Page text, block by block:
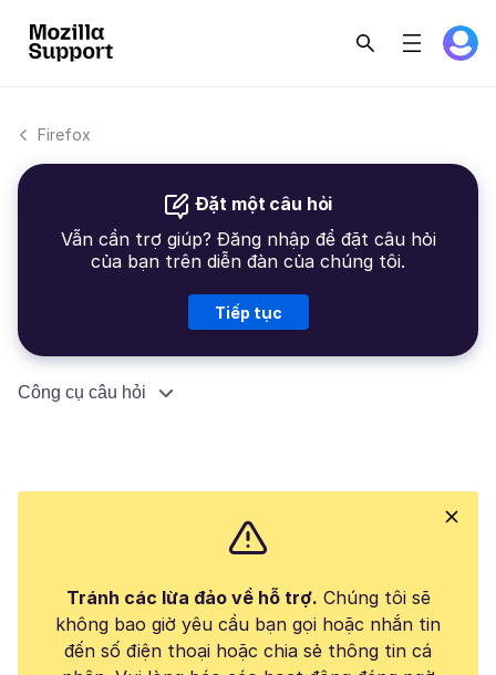
Firefox
Đặt một câu hỏi
Vẫn cần trợ giúp? Đăng nhập để đặt câu hỏi
của bạn trên diễn đàn của chúng tôi.
Tiếp tục
Công cụ câu hỏi
Tránh các lừa đảo về hỗ trợ. Chúng tôi sẽ
không bao giờ yêu cầu bạn gọi hoặc nhắn tin
đến số điện thoại hoặc chia sẻ thông tin cá